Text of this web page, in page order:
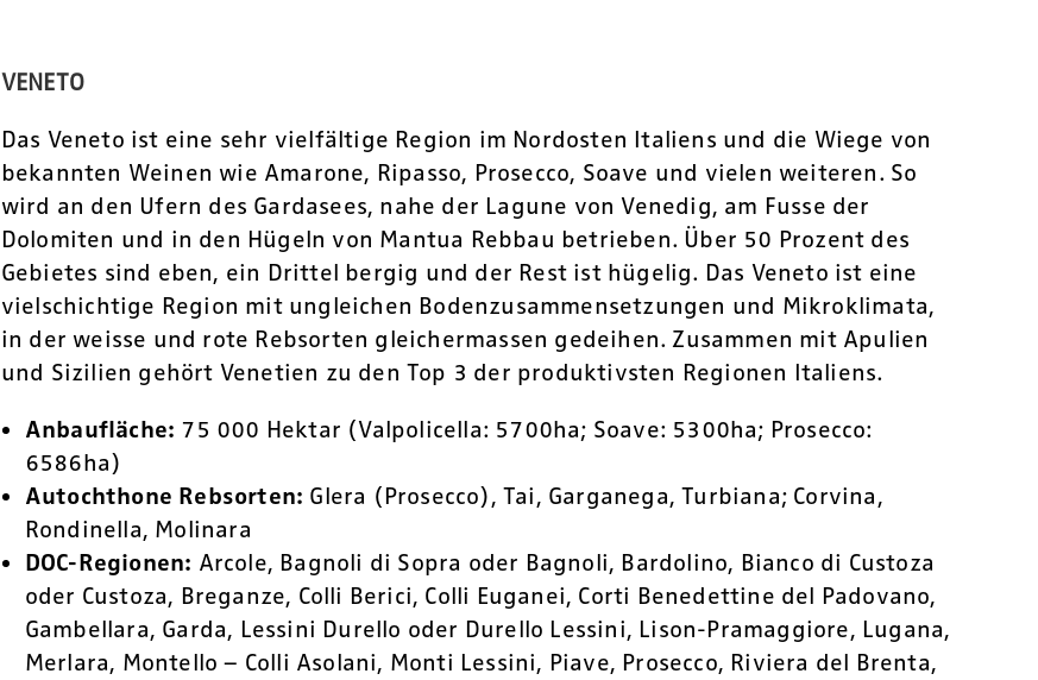
VENETO
Das Veneto ist eine sehr vielfältige Region im Nordosten Italiens und die Wiege von
bekannten Weinen wie Amarone, Ripasso, Prosecco, Soave und vielen weiteren. So
wird an den Ufern des Gardasees, nahe der Lagune von Venedig, am Fusse der
Dolomiten und in den Hügeln von Mantua Rebbau betrieben. Über 50 Prozent des
Gebietes sind eben, ein Drittel bergig und der Rest ist hügelig. Das Veneto ist eine
vielschichtige Region mit ungleichen Bodenzusammensetzungen und Mikroklimata,
in der weisse und rote Rebsorten gleichermassen gedeihen. Zusammen mit Apulien
und Sizilien gehört Venetien zu den Top 3 der produktivsten Regionen Italiens.
Anbaufläche: 75 000 Hektar (Valpolicella: 5700ha; Soave: 5300ha; Prosecco:
6586ha)
Autochthone Rebsorten: Glera (Prosecco), Tai, Garganega, Turbiana; Corvina,
Rondinella, Molinara
DOC-Regionen: Arcole, Bagnoli di Sopra oder Bagnoli, Bardolino, Bianco di Custoza
oder Custoza, Breganze, Colli Berici, Colli Euganei, Corti Benedettine del Padovano,
Gambellara, Garda, Lessini Durello oder Durello Lessini, Lison-Pramaggiore, Lugana,
Merlara, Montello – Colli Asolani, Monti Lessini, Piave, Prosecco, Riviera del Brenta,